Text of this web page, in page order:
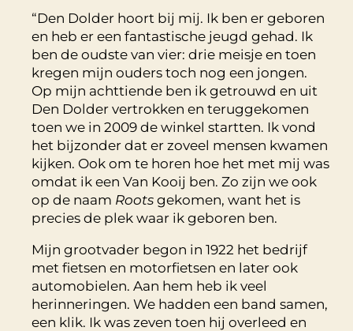
“Den Dolder hoort bij mij. Ik ben er geboren
en heb er een fantastische jeugd gehad. Ik
ben de oudste van vier: drie meisje en toen
kregen mijn ouders toch nog een jongen.
Op mijn achttiende ben ik getrouwd en uit
Den Dolder vertrokken en teruggekomen
toen we in 2009 de winkel startten. Ik vond
het bijzonder dat er zoveel mensen kwamen
kijken. Ook om te horen hoe het met mij was
omdat ik een Van Kooij ben. Zo zijn we ook
op de naam Roots gekomen, want het is
precies de plek waar ik geboren ben.
Mijn grootvader begon in 1922 het bedrijf
met fietsen en motorfietsen en later ook
automobielen. Aan hem heb ik veel
herinneringen. We hadden een band samen,
een klik. Ik was zeven toen hij overleed en